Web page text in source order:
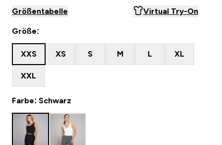
Größentabelle Virtual Try-On
Größe:
XXS XS S M L XL
XXL
Farbe: Schwarz